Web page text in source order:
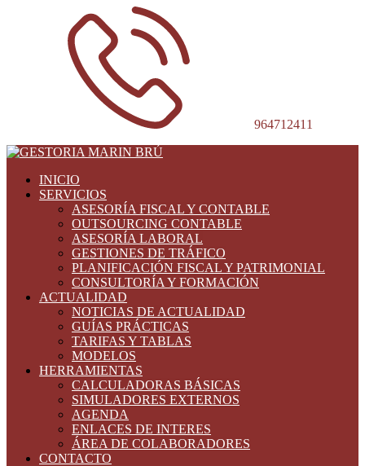
964712411
INICIO
SERVICIOS
ASESORÍA FISCAL Y CONTABLE
OUTSOURCING CONTABLE
ASESORÍA LABORAL
GESTIONES DE TRÁFICO
PLANIFICACIÓN FISCAL Y PATRIMONIAL
CONSULTORÍA Y FORMACIÓN
ACTUALIDAD
NOTICIAS DE ACTUALIDAD
GUÍAS PRÁCTICAS
TARIFAS Y TABLAS
MODELOS
HERRAMIENTAS
CALCULADORAS BÁSICAS
SIMULADORES EXTERNOS
AGENDA
ENLACES DE INTERES
ÁREA DE COLABORADORES
CONTACTO